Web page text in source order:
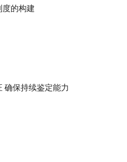
的构建
确保持续鉴定能力